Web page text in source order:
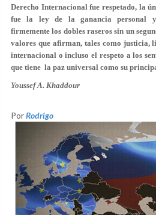
Derecho Internacional fue respetado, la
fue la ley de la ganancia personal y
firmemente los dobles raseros sin un
valores que afirman, tales como justicia,
internacional o incluso el respeto a los
que tiene la paz universal como su
Youssef A. Khaddour
PorRodrigo